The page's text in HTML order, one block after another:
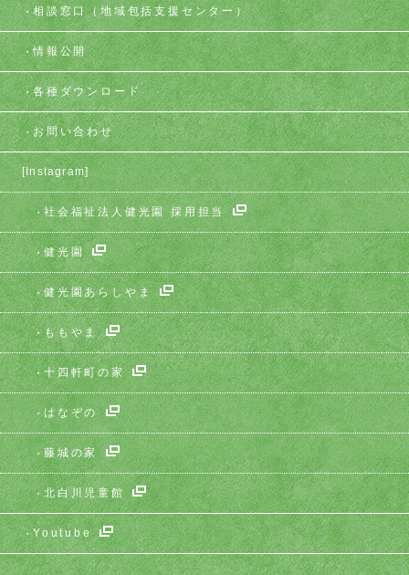
相談窓口 （地域包括支援センター）
情報公開
各種ダウンロード
お問い合わせ
[Instagram]
社会福祉法人健光園 採用担当
健光園
健光園あらしやま
ももやま
十四軒町の家
はなぞの
藤城の家
北白川児童館
Youtube